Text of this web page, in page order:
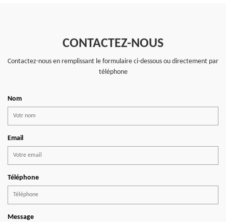
CONTACTEZ-NOUS
Contactez-nous en remplissant le formulaire ci-dessous ou directement par
téléphone
Nom
Email
Téléphone
Message